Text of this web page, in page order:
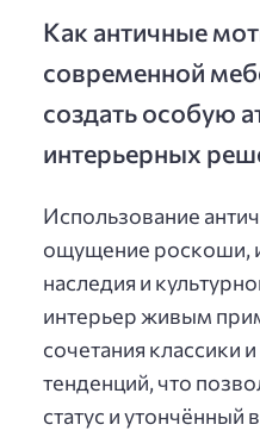
Как античные
современной
создать особую
интерьерных
Использование
ощущение роскоши,
наследия и
интерьер живым
сочетания классики
тенденций, что
статус и утончённый